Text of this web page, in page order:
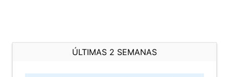
ÚLTIMAS 2 SEMANAS